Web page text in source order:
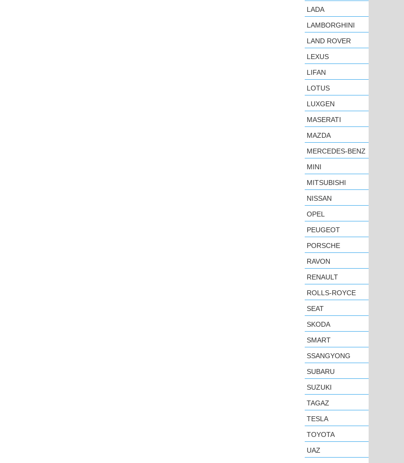
LADA
LAMBORGHINI
LAND ROVER
LEXUS
LIFAN
LOTUS
LUXGEN
MASERATI
MAZDA
MERCEDES-BENZ
MINI
MITSUBISHI
NISSAN
OPEL
PEUGEOT
PORSCHE
RAVON
RENAULT
ROLLS-ROYCE
SEAT
SKODA
SMART
SSANGYONG
SUBARU
SUZUKI
TAGAZ
TESLA
TOYOTA
UAZ